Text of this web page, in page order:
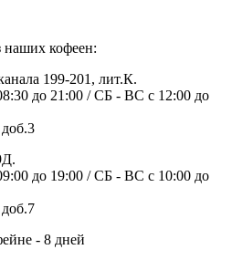
наших кофеен:
199-201, лит.К.
до 21:00 / СБ - ВС с 12:00 до
до 19:00 / СБ - ВС с 10:00 до
- 8 дней